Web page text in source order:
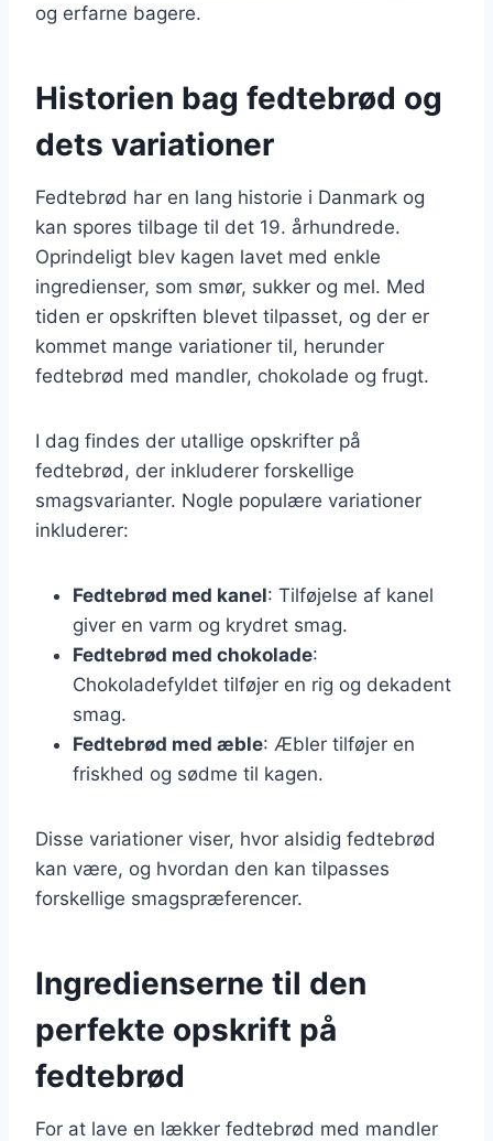
og erfarne bagere.
Historien bag fedtebrød og
dets variationer
Fedtebrød har en lang historie i Danmark og
kan spores tilbage til det 19. århundrede.
Oprindeligt blev kagen lavet med enkle
ingredienser, som smør, sukker og mel. Med
tiden er opskriften blevet tilpasset, og der er
kommet mange variationer til, herunder
fedtebrød med mandler, chokolade og frugt.
I dag findes der utallige opskrifter på
fedtebrød, der inkluderer forskellige
smagsvarianter. Nogle populære variationer
inkluderer:
Fedtebrød med kanel: Tilføjelse af kanel
giver en varm og krydret smag.
Fedtebrød med chokolade:
Chokoladefyldet tilføjer en rig og dekadent
smag.
Fedtebrød med æble: Æbler tilføjer en
friskhed og sødme til kagen.
Disse variationer viser, hvor alsidig fedtebrød
kan være, og hvordan den kan tilpasses
forskellige smagspræferencer.
Ingredienserne til den
perfekte opskrift på
fedtebrød
For at lave en lækker fedtebrød med mandler